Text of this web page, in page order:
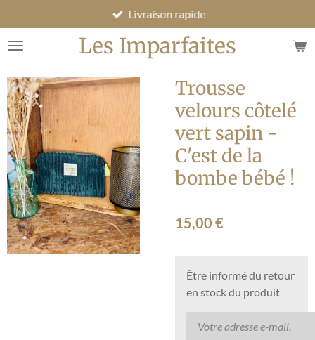
au
contenu
Les Imparfaites
Livraison rapide
Trousse
velours côtelé
vert sapin -
C'est de la
bombe bébé !
15,00 €
Être informé du retour
en stock du produit